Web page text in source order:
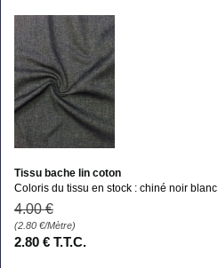
Tissu bache lin coton
Coloris du tissu en stock : chiné noir blanc
4.00 €
(2.80 €/Mètre)
2.80 € T.T.C.